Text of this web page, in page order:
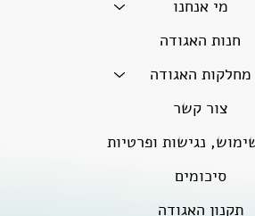
מי אנחנו
חנות האגודה
מחלקות האגודה
צור קשר
נגישות ופרטיות
סיכומים
תקנון האגודה